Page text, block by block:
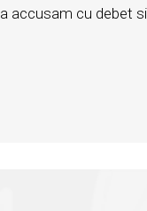
accusam cu debet